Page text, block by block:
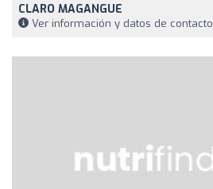
CLARO MAGANGUE
Ver información y datos de contacto